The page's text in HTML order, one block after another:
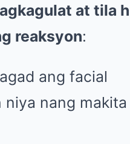
at tila
reaksyon:
ang facial
niya nang